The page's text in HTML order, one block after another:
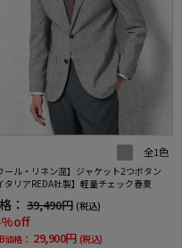
全1色
ール・リネン混】ジャケット2つボタン
タリアREDA社製】軽量チェック春夏
： 39,490円 (税込)
価格： 29,900円 (税込)